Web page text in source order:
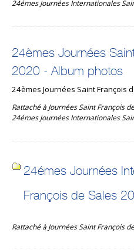
24émes Journées Internationales
24èmes Journées
2020 - Album photos
24èmes Journées Saint François
Rattaché à Journées Saint François
24émes Journées Internationales
24émes Journées
François de Sales
Rattaché à Journées Saint François